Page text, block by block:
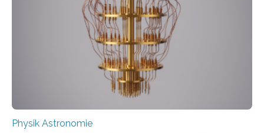
Internationalen Jahr der Quantenwissenschaft und -
technologie ausgerufen hat. Doch nun hat eine
internationale Forschungsgruppe um den
Physik Astronomie